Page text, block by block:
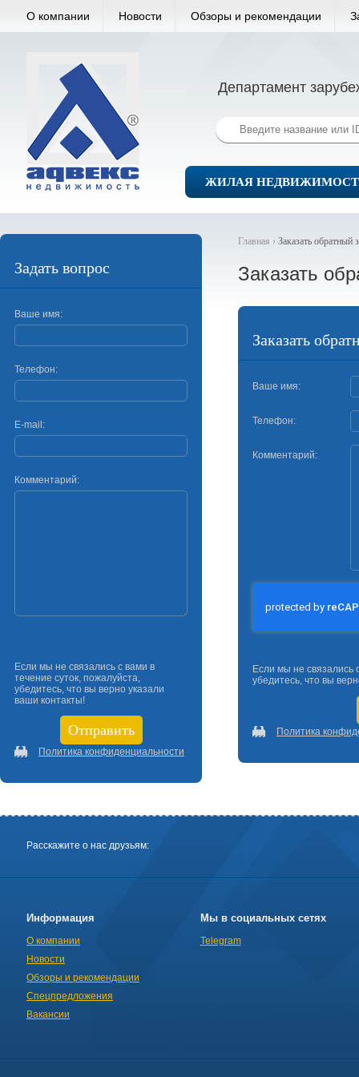
О компании Новости Обзоры и рекомендации
Департамент
ЖИЛАЯ
Главная › Заказать обратный
Заказать
Заказать
Ваше имя:
Телефон:
Комментарий:
Если мы не связались
убедитесь, что вы
Политика
Задать вопрос
Ваше имя:
Телефон:
E-mail:
Комментарий:
Если мы не связались с вами в
течение суток, пожалуйста,
убедитесь, что вы верно указали
ваши контакты!
Политика конфиденциальности
Расскажите о нас друзьям:
Информация
О компании
Новости
Обзоры и рекомендации
Спецпредложения
Вакансии
Мы в социальных сетях
Telegram